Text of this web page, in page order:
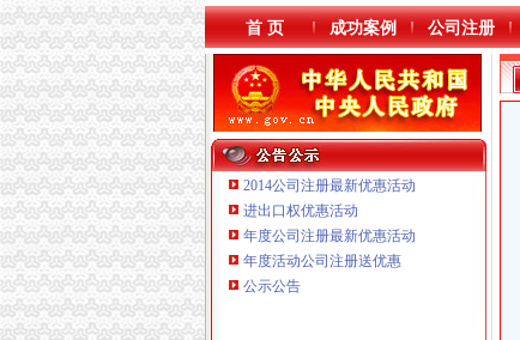
首 页 成功案例 公司注册
2014公司注册最新优惠活动
进出口权优惠活动
年度公司注册最新优惠活动
年度活动公司注册送优惠
公示公告